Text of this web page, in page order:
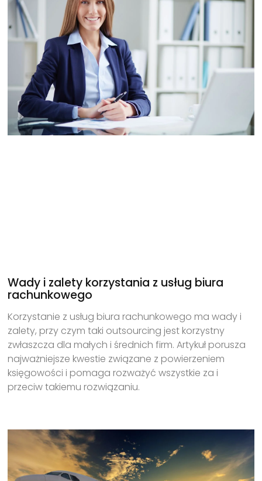
Wady i zalety korzystania z usług biura
rachunkowego
Korzystanie z usług biura rachunkowego ma wady i
zalety, przy czym taki outsourcing jest korzystny
zwłaszcza dla małych i średnich firm. Artykuł porusza
najważniejsze kwestie związane z powierzeniem
księgowości i pomaga rozważyć wszystkie za i
przeciw takiemu rozwiązaniu.